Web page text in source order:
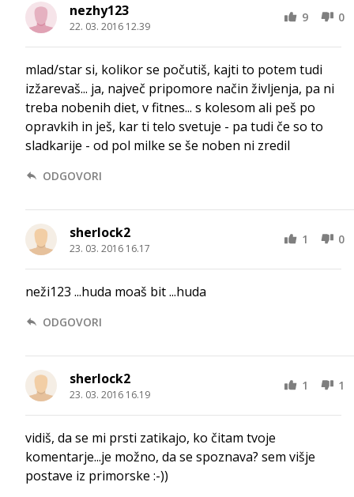
nezhy123
22. 03. 2016 12.39
9 0
mlad/star si, kolikor se počutiš, kajti to potem tudi
izžarevaš... ja, največ pripomore način življenja, pa ni
treba nobenih diet, v fitnes... s kolesom ali peš po
opravkih in ješ, kar ti telo svetuje - pa tudi če so to
sladkarije - od pol milke se še noben ni zredil
ODGOVORI
sherlock2
23. 03. 2016 16.17
1 0
neži123 ...huda moaš bit ...huda
ODGOVORI
sherlock2
23. 03. 2016 16.19
1 1
vidiš, da se mi prsti zatikajo, ko čitam tvoje
komentarje...je možno, da se spoznava? sem višje
postave iz primorske :-))